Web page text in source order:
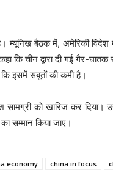
म्यूनिख बैठक में, अमेरिकी विदेश
कि चीन द्वारा दी गई गैर-
इसमें सबूतों की कमी है।
को खारिज कर दिया।
सम्मान किया जाए।
economy china in focus